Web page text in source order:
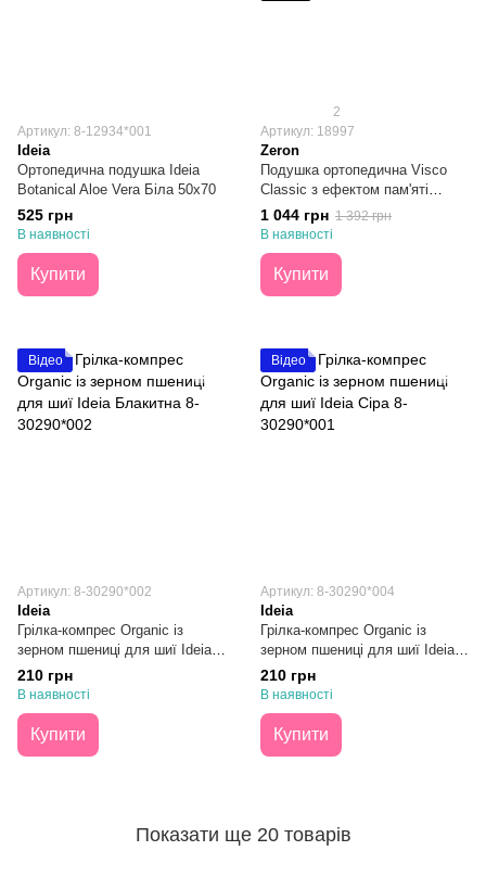
Артикул: 8-12934*001
Ideia
Ортопедична подушка Ideia
Botanical Aloe Vera Біла 50x70
525 грн
В наявності
Купити
2
Артикул: 18997
Zeron
Подушка ортопедична Visco
Classic з ефектом пам'яті
40х60
1 044 грн 1 392 грн
В наявності
Купити
Відео
Артикул: 8-30290*002
Ideia
Грілка-компрес Organic із
зерном пшениці для шиї Ideia
Блакитна 44х46х24
210 грн
В наявності
Купити
Відео
Артикул: 8-30290*004
Ideia
Грілка-компрес Organic із
зерном пшениці для шиї Ideia
Сіра 44х46х24
210 грн
В наявності
Купити
Показати ще 20 товарів